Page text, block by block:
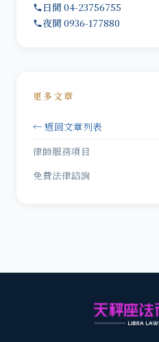
日間 04-23756755
夜間 0936-177880
更多文章
← 返回文章列表
律師服務項目
免費法律諮詢